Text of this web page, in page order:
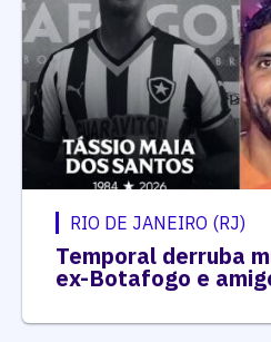
RIO DE JANEIRO (RJ)
Temporal derruba
ex-Botafogo e